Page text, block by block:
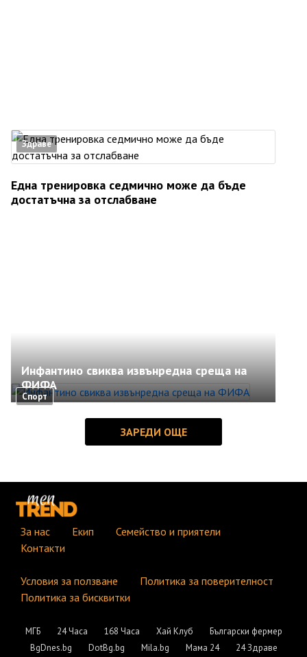
Здраве
Една тренировка седмично може да бъде
достатъчна за отслабване
Спорт
Инфантино свиква извънредна среща на
ФИФА
За нас Екип
Семейство и приятели
Контакти
Условия за ползване
Политика за поверителност
Политика за бисквитки
МГБ 24 Часа 168 Часа Хай Клуб
Български фермер
BgDnes.bg
DotBg.bg Mila.bg Мама 24 24 Здраве